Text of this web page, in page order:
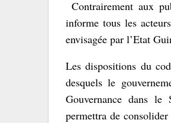
Contrairement aux
informe tous les
envisagée par l’Etat
Les dispositions du
desquels le
Gouvernance dans le
permettra de